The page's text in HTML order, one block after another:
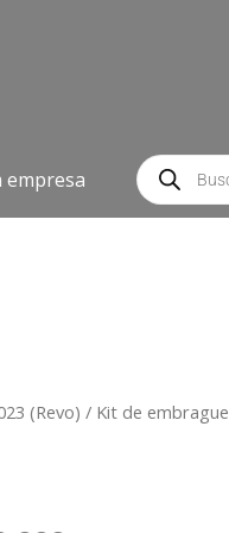
empresa
Búsqueda
de
productos
(Revo) / Kit de embrague
Rango